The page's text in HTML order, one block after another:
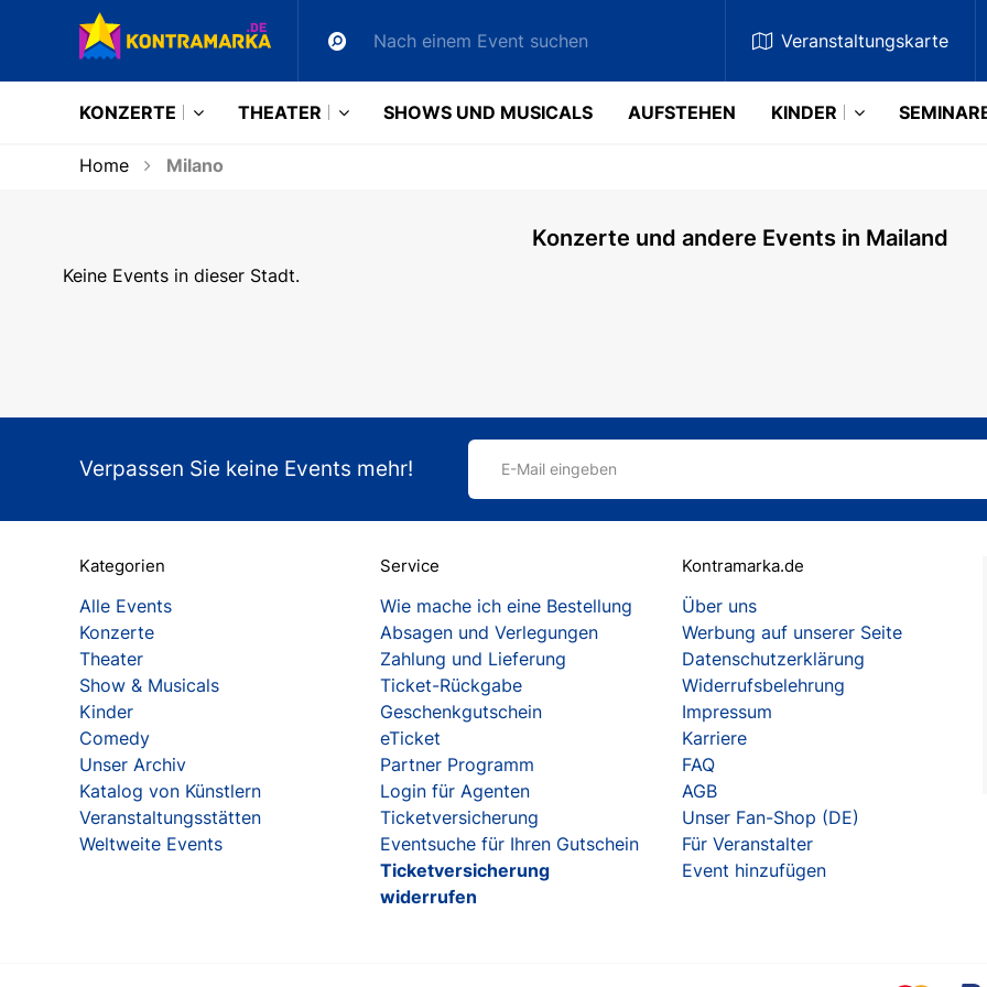
Veranstaltungskarte
KONZERTE THEATER SHOWS UND MUSICALS AUFSTEHEN KINDER
Home Milano
Konzerte und andere Events in Mailand
Keine Events in dieser Stadt.
Verpassen Sie keine Events mehr! E-Mail eingeben
Kategorien
Alle Events
Konzerte
Theater
Show & Musicals
Kinder
Comedy
Unser Archiv
Katalog von Künstlern
Veranstaltungsstätten
Weltweite Events
Service
Wie mache ich eine Bestellung
Absagen und Verlegungen
Zahlung und Lieferung
Ticket-Rückgabe
Geschenkgutschein
eTicket
Partner Programm
Login für Agenten
Ticketversicherung
Eventsuche für Ihren Gutschein
Ticketversicherung
widerrufen
Kontramarka.de
Über uns
Werbung auf unserer Seite
Datenschutzerklärung
Widerrufsbelehrung
Impressum
Karriere
FAQ
AGB
Unser Fan-Shop (DE)
Für Veranstalter
Event hinzufügen